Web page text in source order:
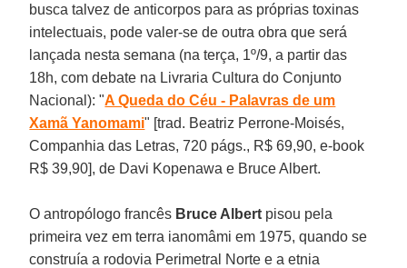
busca talvez de anticorpos para as próprias toxinas
intelectuais, pode valer-se de outra obra que será
lançada nesta semana (na terça, 1º/9, a partir das
18h, com debate na Livraria Cultura do Conjunto
Nacional): "A Queda do Céu - Palavras de um
Xamã Yanomami" [trad. Beatriz Perrone-Moisés,
Companhia das Letras, 720 págs., R$ 69,90, e-book
R$ 39,90], de Davi Kopenawa e Bruce Albert.
O antropólogo francês Bruce Albert pisou pela
primeira vez em terra ianomâmi em 1975, quando se
construía a rodovia Perimetral Norte e a etnia